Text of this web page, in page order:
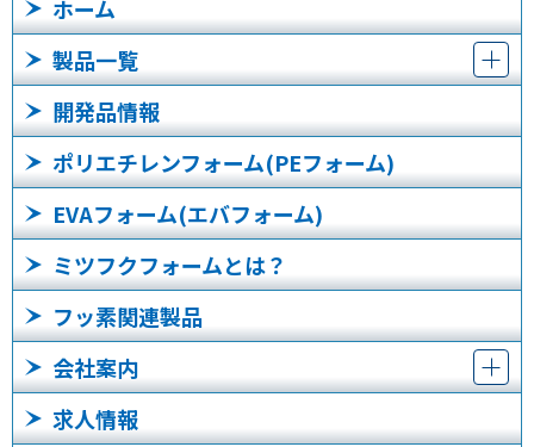
ホーム
製品一覧
開発品情報
ポリエチレンフォーム(PEフォーム)
EVAフォーム(エバフォーム)
ミツフクフォームとは？
フッ素関連製品
会社案内
求人情報